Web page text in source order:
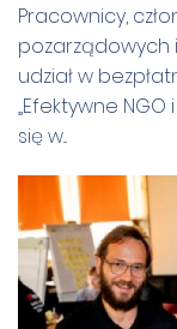
Pracownicy,
pozarządowych
udział w
„Efektywne
się w...